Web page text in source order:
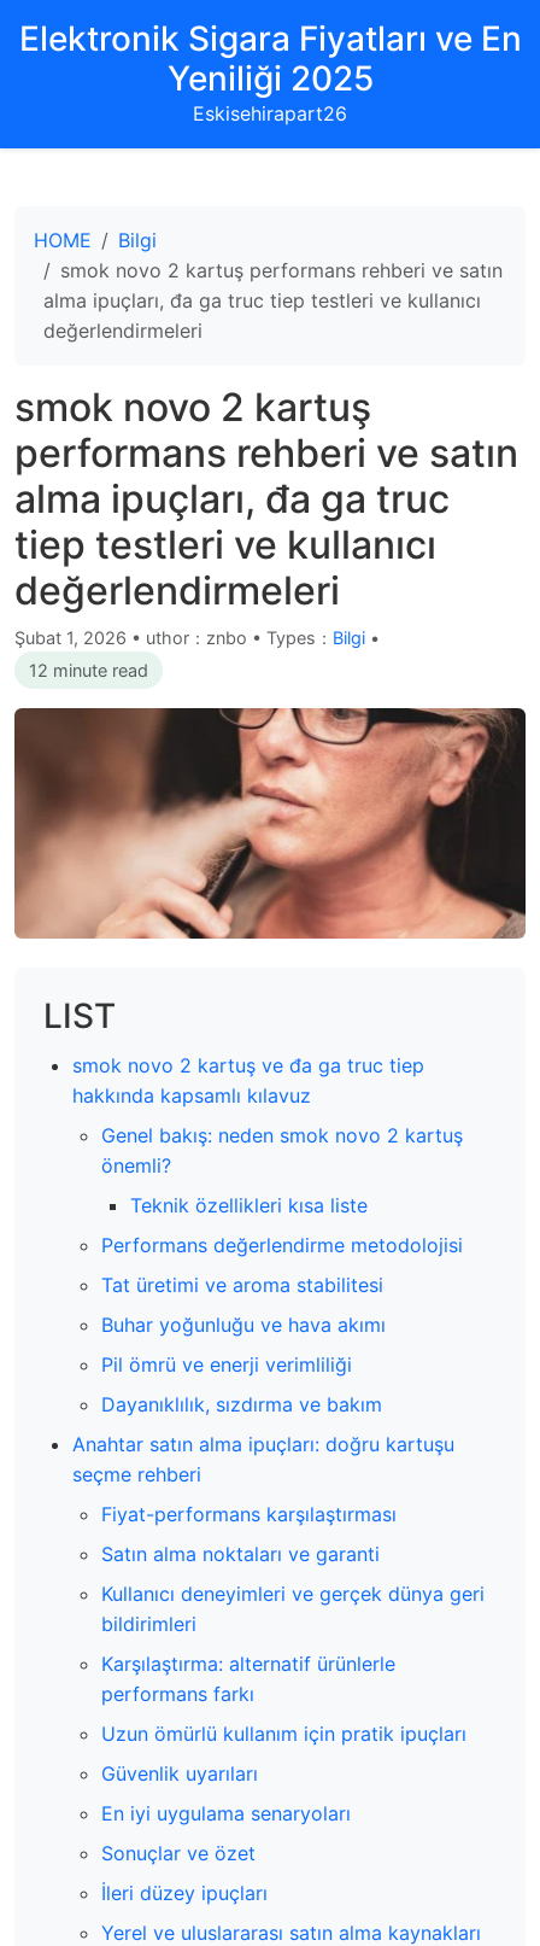
Elektronik Sigara Fiyatları ve En
Yeniliği 2025
Eskisehirapart26
HOME
Bilgi
smok novo 2 kartuş performans rehberi ve satın
alma ipuçları, đa ga truc tiep testleri ve kullanıcı
değerlendirmeleri
smok novo 2 kartuş
performans rehberi ve satın
alma ipuçları, đa ga truc
tiep testleri ve kullanıcı
değerlendirmeleri
Şubat 1, 2026 • uthor：znbo • Types： Bilgi •
12 minute read
LIST
smok novo 2 kartuş ve đa ga truc tiep
hakkında kapsamlı kılavuz
Genel bakış: neden smok novo 2 kartuş
önemli?
Teknik özellikleri kısa liste
Performans değerlendirme metodolojisi
Tat üretimi ve aroma stabilitesi
Buhar yoğunluğu ve hava akımı
Pil ömrü ve enerji verimliliği
Dayanıklılık, sızdırma ve bakım
Anahtar satın alma ipuçları: doğru kartuşu
seçme rehberi
Fiyat-performans karşılaştırması
Satın alma noktaları ve garanti
Kullanıcı deneyimleri ve gerçek dünya geri
bildirimleri
Karşılaştırma: alternatif ürünlerle
performans farkı
Uzun ömürlü kullanım için pratik ipuçları
Güvenlik uyarıları
En iyi uygulama senaryoları
Sonuçlar ve özet
İleri düzey ipuçları
Yerel ve uluslararası satın alma kaynakları